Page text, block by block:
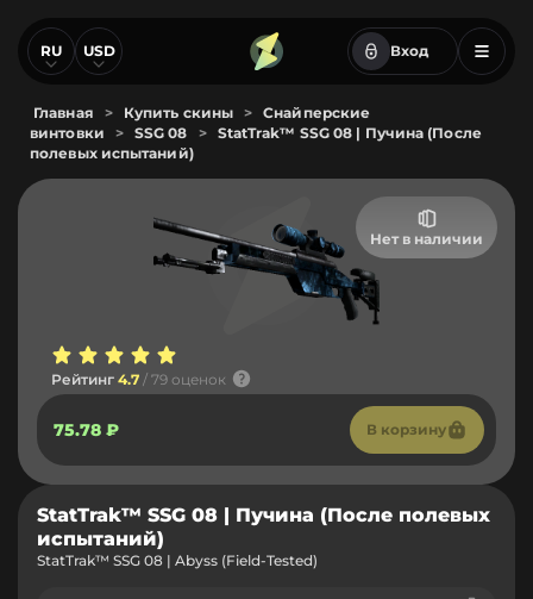
RU USD Вход
Главная > Купить скины >
Снайперские
винтовки
> SSG 08 >
StatTrak™ SSG 08 | Пучина (После
полевых испытаний)
Нет в наличии
Рейтинг 4.7 / 79 оценок
75.78 ₽ В корзину
StatTrak™ SSG 08 | Пучина (После полевых
испытаний)
StatTrak™ SSG 08 | Abyss (Field-Tested)